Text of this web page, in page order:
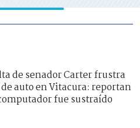
de senador Carter frustra
auto en Vitacura: reportan
fue sustraído